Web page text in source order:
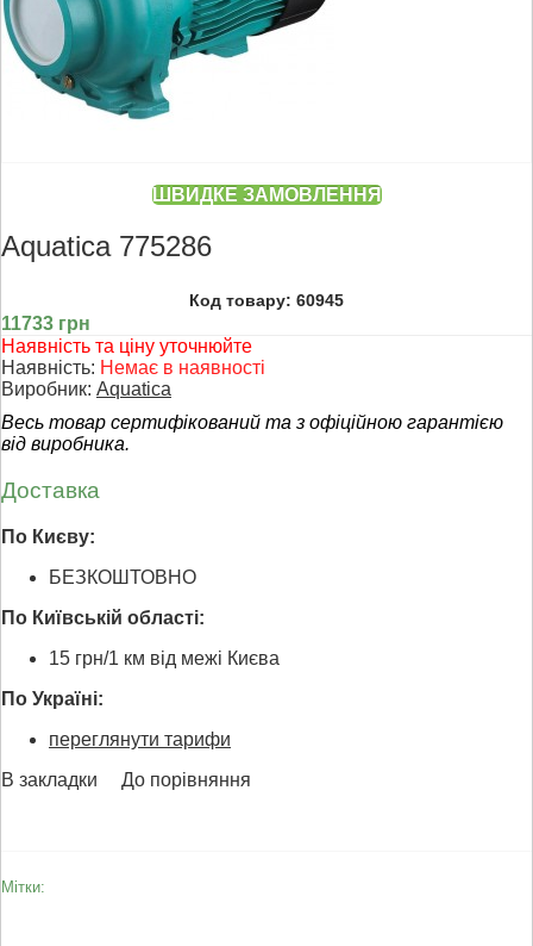
ШВИДКЕ ЗАМОВЛЕННЯ
Aquatica 775286
Код товару: 60945
11733 грн
Наявність та ціну уточнюйте
Наявність: Немає в наявності
Виробник: Aquatica
Весь товар сертифікований та з офіційною гарантією
від виробника.
Доставка
По Києву:
БЕЗКОШТОВНО
По Київській області:
15 грн/1 км від межі Києва
По Україні:
переглянути тарифи
В закладки
До порівняння
Мітки: